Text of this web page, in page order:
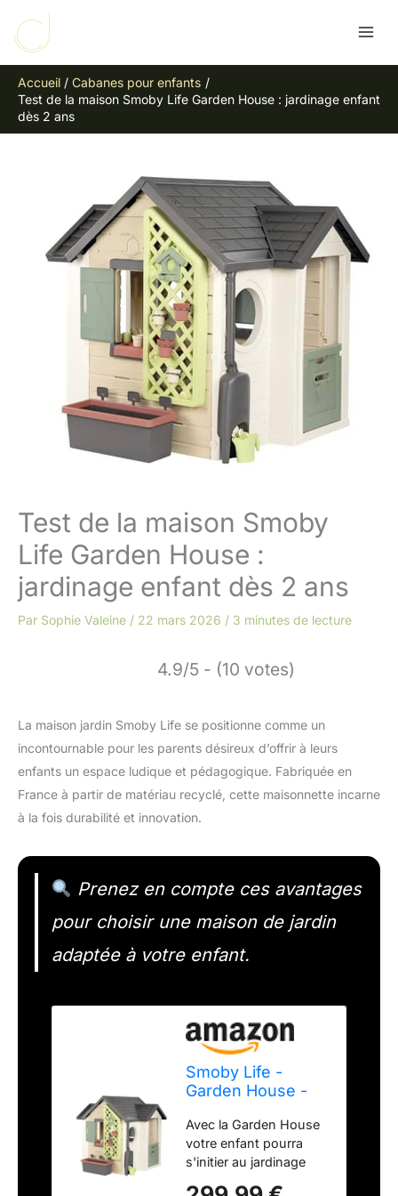
contenu
Accueil
Cabanes pour enfants
Test de la maison Smoby Life Garden House : jardinage enfant
dès 2 ans
Test de la maison Smoby
Life Garden House :
jardinage enfant dès 2 ans
Par Sophie Valeine / 22 mars 2026 / 3 minutes de lecture
4.9/5 - (10 votes)
La maison jardin Smoby Life se positionne comme un
incontournable pour les parents désireux d’offrir à leurs
enfants un espace ludique et pédagogique. Fabriquée en
France à partir de matériau recyclé, cette maisonnette incarne
à la fois durabilité et innovation.
Prenez en compte ces avantages
pour choisir une maison de jardin
adaptée à votre enfant.
Smoby Life -
Garden House -
Jardinage -
Jardinière, Treillis,
Mangeoire à
Oiseaux,
Avec la Garden House
votre enfant pourra
s'initier au jardinage
e
h
e
r